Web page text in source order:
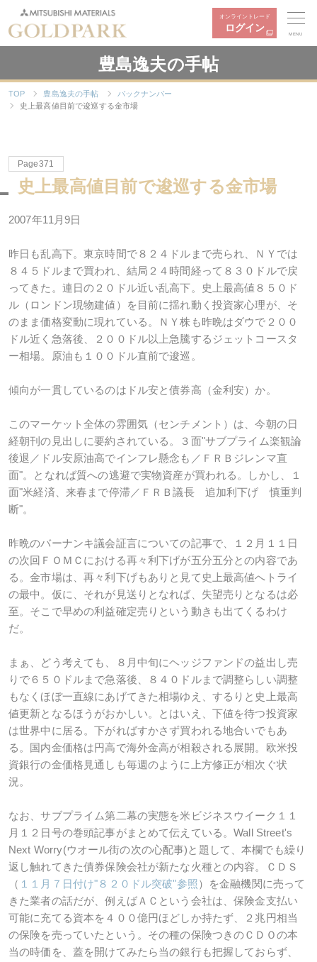
オンライントレード
ログイン
MENU
豊島逸夫の手帖
TOP 豊島逸夫の手帖
バックナンバー
史上最高値目前で逡巡する金市場
Page371
史上最高値目前で逡巡する金市場
2007年11月9日
昨日も乱高下。東京時間で８２４ドルまで売られ、ＮＹでは
８４５ドルまで買われ、結局２４時間経って８３０ドルで戻
ってきた。連日の２０ドル近い乱高下。史上最高値８５０ド
ル（ロンドン現物建値）を目前に揺れ動く投資家心理が、そ
のまま価格変動に現れている。ＮＹ株も昨晩はダウで２００
ドル近く急落後、２００ドル以上急騰するジェットコースタ
ー相場。原油も１００ドル直前で逡巡。
傾向が一貫しているのはドル安と債券高（金利安）か。
このマーケット全体の雰囲気（センチメント）は、今朝の日
経朝刊の見出しに要約されている。３面"サブプライム楽観論
後退／ドル安原油高でインフレ懸念も／ＦＲＢジレンマ直
面"。となれば質への逃避で実物資産が買われる。しかし、１
面"米経済、来春まで停滞／ＦＲＢ議長 追加利下げ 慎重判
断"。
昨晩のバーナンキ議会証言についての記事で、１２月１１日
の次回ＦＯＭＣにおける再々利下げが五分五分との内容であ
る。金市場は、再々利下げもありと見て史上最高値へトライ
の最中。仮に、それが見送りとなれば、失望売りとなるは必
至。そこで早めの利益確定売りという動きも出てくるわけ
だ。
まぁ、どう考えても、８月中旬にヘッジファンドの益出し売
りで６５０ドルまで急落後、８４０ドルまで調整らしい調整
もなくほぼ一直線にあげてきた相場ゆえ、するりと史上最高
値更新となるほうがおかしい。とはいえ、下値を待つ投資家
は世界中に居る。下がればすかさず買われる地合いでもあ
る。国内金価格は円高で海外金高が相殺される展開。欧米投
資銀行の金価格見通しも毎週のように上方修正が相次ぐ状
況。
なお、サブプライム第二幕の実態を米ビジネスウイーク１１
月１２日号の巻頭記事がまとめて伝えている。Wall Street's
Next Worry(ウオール街の次の心配事)と題して、本欄でも繰り
返し触れてきた債券保険会社が新たな火種との内容。ＣＤＳ
（ １１月７日付け"８２０ドル突破"参照）を金融機関に売って
きた業者の話だが、例えばＡＣという会社は、保険金支払い
可能に充てる資本を４００億円ほどしか持たず、２兆円相当
の保険を売っていたという。その種の保険つきのＣＤＯの本
当の時価を、蓋を開けてみたら当の銀行も把握しておらず、